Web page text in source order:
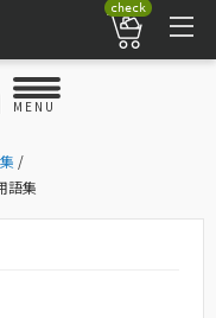
check
MENU
/
語集